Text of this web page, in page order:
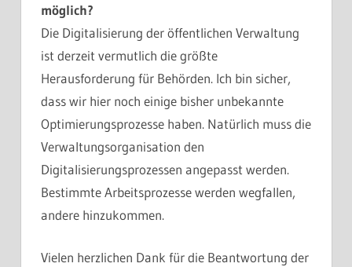
möglich?
Die Digitalisierung der öffentlichen Verwaltung
ist derzeit vermutlich die größte
Herausforderung für Behörden. Ich bin sicher,
dass wir hier noch einige bisher unbekannte
Optimierungsprozesse haben. Natürlich muss die
Verwaltungsorganisation den
Digitalisierungsprozessen angepasst werden.
Bestimmte Arbeitsprozesse werden wegfallen,
andere hinzukommen.
Vielen herzlichen Dank für die Beantwortung der